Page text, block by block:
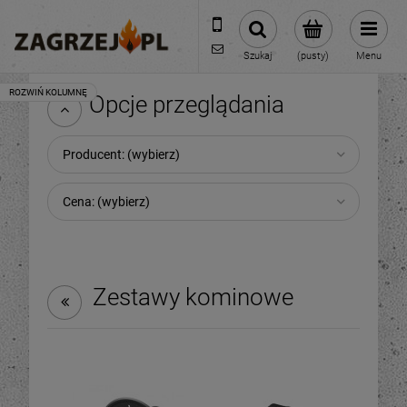
600 373 809
sklep@zagrzej.pl
(pusty)
Szukaj Menu
Opcje przeglądania
Producent: (wybierz)
Cena: (wybierz)
Zestawy kominowe